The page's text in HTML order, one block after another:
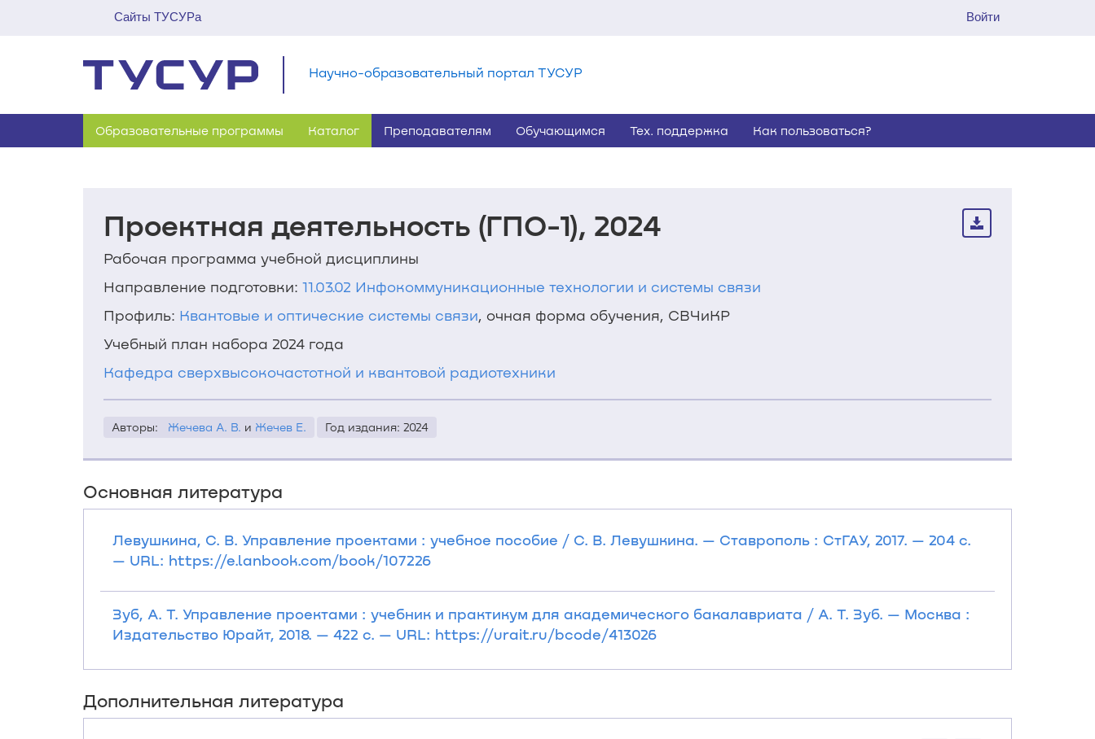
Сайты ТУСУРа Войти
Научно-образовательный портал ТУСУР
Образовательные программы Каталог Преподавателям Обучающимся Тех. поддержка Как пользоваться?
Проектная деятельность (ГПО-1), 2024
Рабочая программа учебной дисциплины
Направление подготовки: 11.03.02 Инфокоммуникационные технологии и системы связи
Профиль: Квантовые и оптические системы связи, очная форма обучения, СВЧиКР
Учебный план набора 2024 года
Кафедра сверхвысокочастотной и квантовой радиотехники
Авторы: Жечева А. В. и Жечев Е. Год издания: 2024
Основная литература
Левушкина, С. В. Управление проектами : учебное пособие / С. В. Левушкина. — Ставрополь : СтГАУ, 2017. — 204 с.
— URL: https://e.lanbook.com/book/107226
Зуб, А. Т. Управление проектами : учебник и практикум для академического бакалавриата / А. Т. Зуб. — Москва :
Издательство Юрайт, 2018. — 422 с. — URL: https://urait.ru/bcode/413026
Дополнительная литература